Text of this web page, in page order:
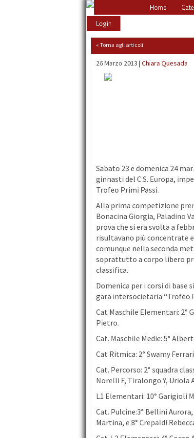
Home
Login
« Torna agli articoli
26 Marzo 2013 | Chiara Quesada
Sabato 23 e domenica 24
ginnasti del C.S. Europa,
Trofeo Primi Passi.
Alla prima competizione
Bonacina Giorgia, Paladino
prova che si era svolta a
risultavano più concentrate
comunque nella seconda
soprattutto a corpo libero
classifica.
Domenica per i corsi di base
gara intersocietaria “Trofeo
Cat Maschile Elementari: 2°
Pietro.
Cat. Maschile Medie: 5°
Cat Ritmica: 2° Swamy
Cat. Percorso: 2° squadra
Norelli F, Tiralongo Y, Uriola
L1 Elementari: 10° Garigioli
Cat. Pulcine:3° Bellini
Martina, e 8° Crepaldi